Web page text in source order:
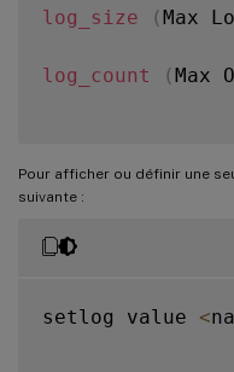
log_size (Max
log_count (Max
Pour afficher ou définir une
suivante :
setlog value <